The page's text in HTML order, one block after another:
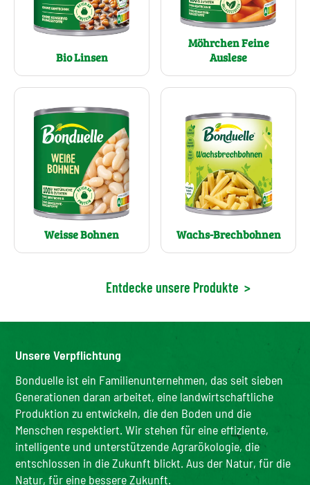
Bio Linsen
Möhrchen Feine
Auslese
Weisse Bohnen Wachs-Brechbohnen
Entdecke unsere Produkte >
Unsere Verpflichtung
Bonduelle ist ein Familienunternehmen, das seit sieben
Generationen daran arbeitet, eine landwirtschaftliche
Produktion zu entwickeln, die den Boden und die
Menschen respektiert. Wir stehen für eine effiziente,
intelligente und unterstützende Agrarökologie, die
entschlossen in die Zukunft blickt. Aus der Natur, für die
Natur, für eine bessere Zukunft.